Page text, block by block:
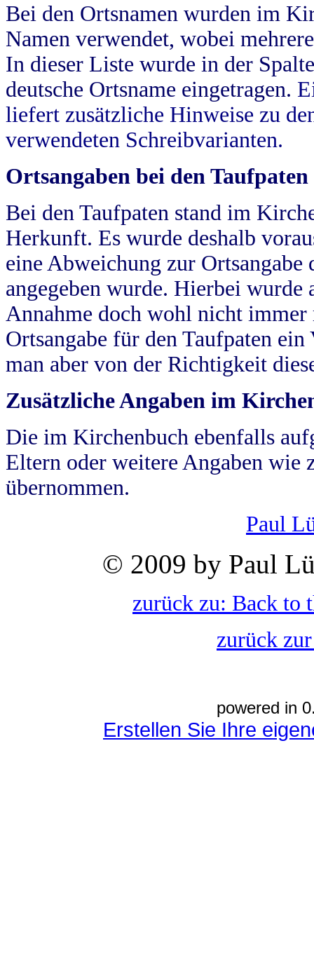
Bei den Ortsnamen wurden im
Namen verwendet, wobei
In dieser Liste wurde in der
deutsche Ortsname eingetragen.
liefert zusätzliche Hinweise zu
verwendeten Schreibvarianten.
Ortsangaben bei den Taufpaten
Bei den Taufpaten stand im
Herkunft. Es wurde deshalb
eine Abweichung zur
angegeben wurde. Hierbei wurde
Annahme doch wohl nicht
Ortsangabe für den Taufpaten
man aber von der Richtigkeit
Zusätzliche Angaben im
Die im Kirchenbuch ebenfalls
Eltern oder weitere Angaben wie
übernommen.
Paul
© 2009 by Paul
zurück zu: Back to
zurück
powered in
Erstellen Sie Ihre